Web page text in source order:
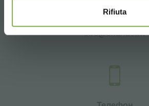
Rifiuta
info@orlandelli.it